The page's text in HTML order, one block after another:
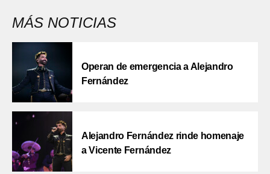
MÁS NOTICIAS
Operan de emergencia a Alejandro
Fernández
Alejandro Fernández rinde homenaje
a Vicente Fernández